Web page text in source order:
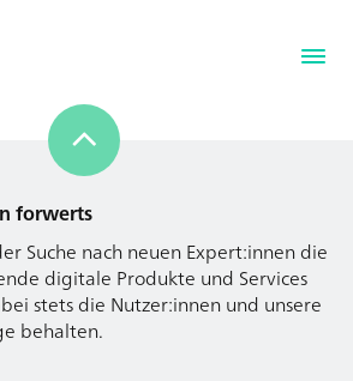
forwerts
Suche nach neuen Expert:innen die
digitale Produkte und Services
stets die Nutzer:innen und unsere
forwerts
Suche nach neuen Expert:innen die
digitale Produkte und Services
stets die Nutzer:innen und unsere
behalten.